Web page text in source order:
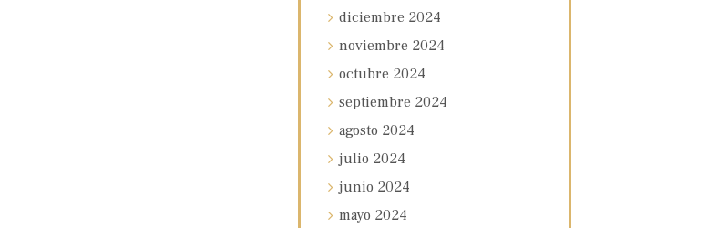
diciembre 2024
noviembre 2024
octubre 2024
septiembre 2024
agosto 2024
julio 2024
junio 2024
mayo 2024